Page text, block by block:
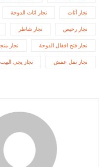
نجار أثاث نجار اثاث الدوحة
نجار رخيص نجار شاطر
نجار فتح اقفال الدوحة نجار
نجار نقل عفش نجار يجي البيت